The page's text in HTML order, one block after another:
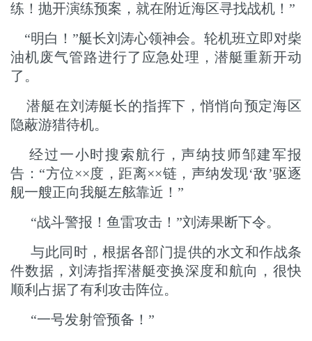
练！抛开演练预案，就在附近海区寻找战机！”
“明白！”艇长刘涛心领神会。轮机班立即对柴
油机废气管路进行了应急处理，潜艇重新开动
了。
潜艇在刘涛艇长的指挥下，悄悄向预定海区
隐蔽游猎待机。
经过一小时搜索航行，声纳技师邹建军报
告：“方位××度，距离××链，声纳发现‘敌’驱逐
舰一艘正向我艇左舷靠近！”
“战斗警报！鱼雷攻击！”刘涛果断下令。
与此同时，根据各部门提供的水文和作战条
件数据，刘涛指挥潜艇变换深度和航向，很快
顺利占据了有利攻击阵位。
“一号发射管预备！”